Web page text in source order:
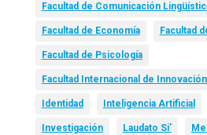
Facultad de Comunicación
Facultad de Economía Facultad
Facultad de Psicología
Facultad Internacional de
Identidad Inteligencia Artificial
Investigación Laudato Si’